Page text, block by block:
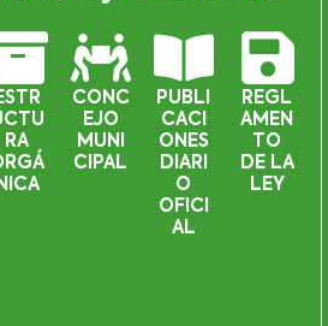
RA
NICA
CONC
EJO
MUNI
CIPAL
PUBLI
CACI
ONES
DIARI
O
OFICI
AL
REGL
AMEN
TO
DE LA
LEY